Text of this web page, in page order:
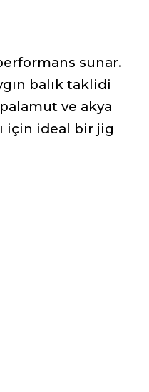
sunar.
balık taklidi
ve akya
için ideal bir jig